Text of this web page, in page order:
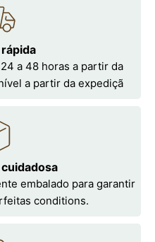
a 48 horas a partir da
a partir da expediçã
embalado para garantir
conditions.